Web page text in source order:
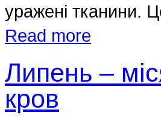
уражені тканини.
Read more
Липень –
кров